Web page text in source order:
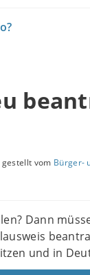
vom Bürger-
Dann
und in